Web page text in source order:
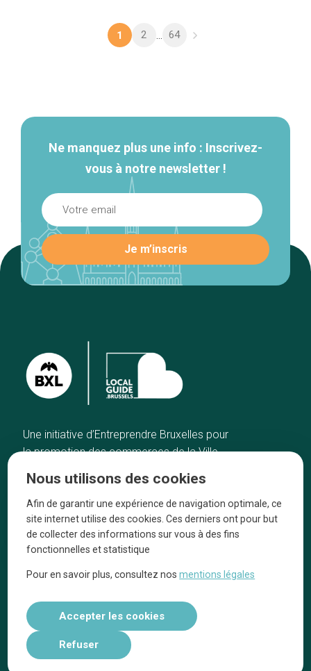
1 2 ... 64
Ne manquez plus une info : Inscrivez-
vous à notre newsletter !
Une initiative d’Entreprendre Bruxelles pour
la promotion des commerces de la Ville
Accueil
Bonnes adresses
Quartiers
Blog
Tops 10
Artisans
A propos
On parle de nous
Nous utilisons des cookies
Afin de garantir une expérience de navigation optimale, ce
site internet utilise des cookies. Ces derniers ont pour but
de collecter des informations sur vous à des fins
fonctionnelles et statistique
Pour en savoir plus, consultez nosmentions légales
Accepter les cookies
Refuser